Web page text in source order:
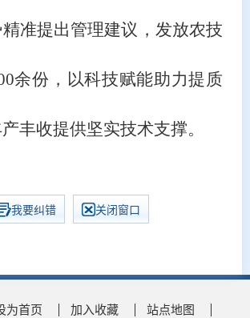
准提出管理建议，发放农技
余份，以科技赋能助力提质
丰收提供坚实技术支撑。
我要纠错 关闭窗口
为首页 加入收藏
站点地图